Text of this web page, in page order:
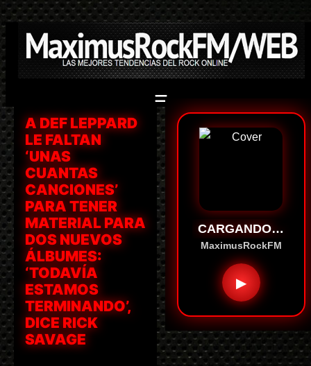
Saltar
contenido
A DEF LEPPARD
LE FALTAN
‘UNAS
CUANTAS
CANCIONES’
PARA TENER
MATERIAL PARA
DOS NUEVOS
ÁLBUMES:
‘TODAVÍA
ESTAMOS
TERMINANDO’,
DICE RICK
SAVAGE
CARGANDO…
MaximusRockFM
▶